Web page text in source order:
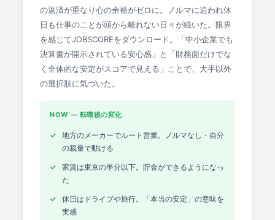
の返済が重なり心の余裕がゼロに。ノルマに追われ休
日も仕事のことが頭から離れない日々が続いた。限界
を感じてJOBSCOREをダウンロード。「中小企業でも
決算書が開示されている安心感」と「財務面だけでな
く全体的な安定がスコアで見える」ことで、大手以外
の選択肢に気づいた。
NOW ― 転職後の変化
地方のメーカーでルート営業。ノルマなし・自分
の裁量で動ける
家賃は東京の半分以下。貯金ができるようになっ
た
休日はドライブや旅行。「本当の安定」の意味を
実感